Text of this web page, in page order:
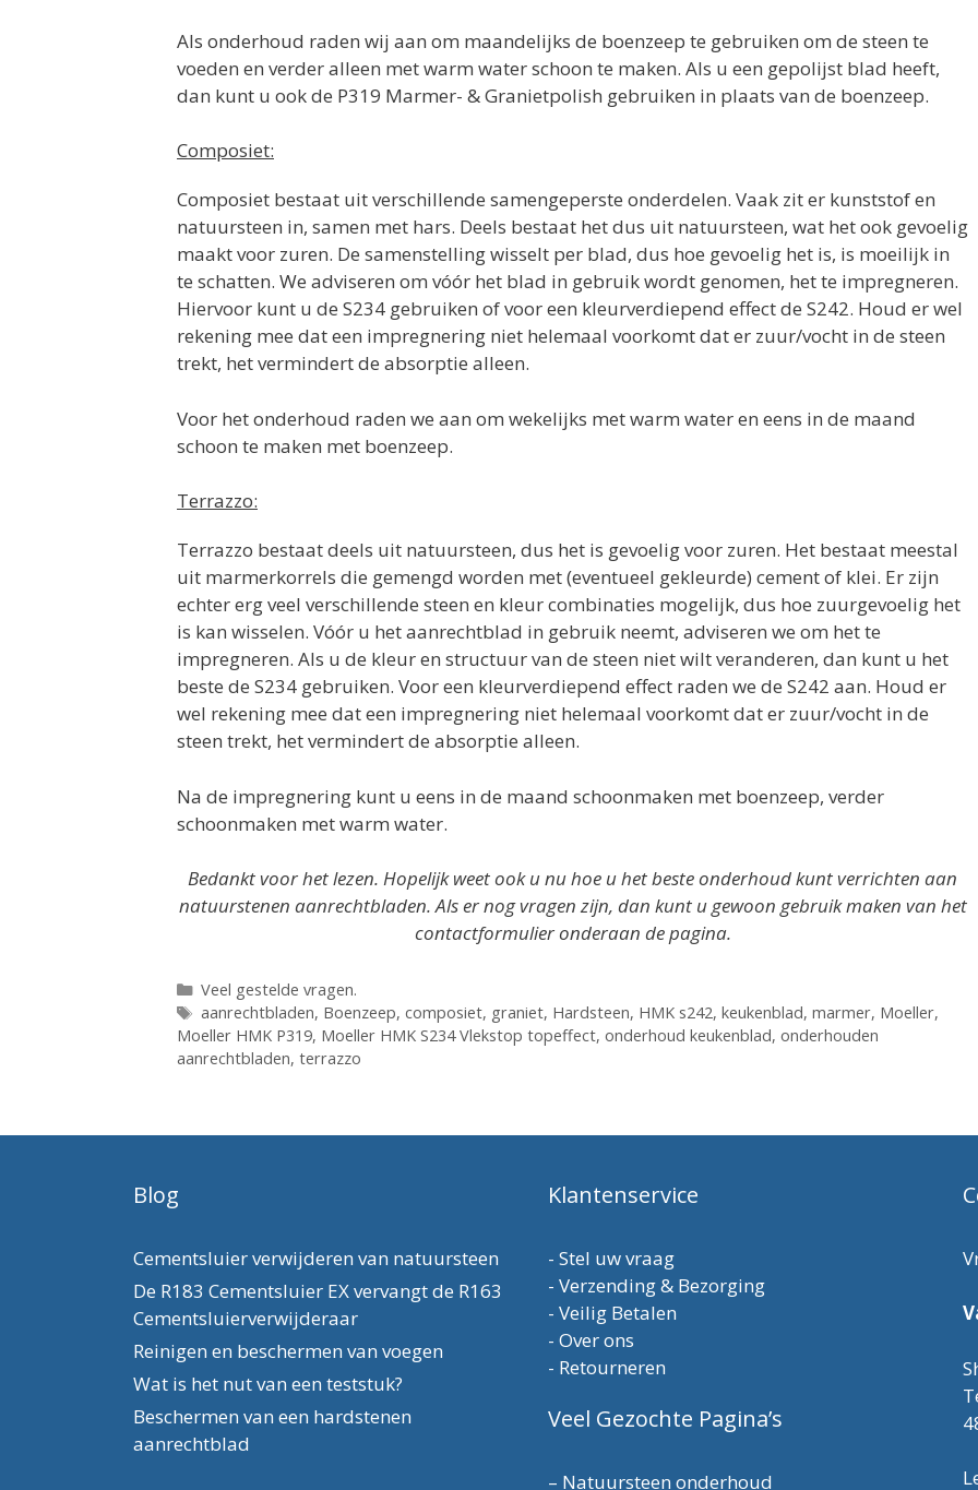
Als onderhoud raden wij aan om maandelijks de boenzeep te gebruiken om de steen te
voeden en verder alleen met warm water schoon te maken. Als u een gepolijst blad heeft,
dan kunt u ook de P319 Marmer- & Granietpolish gebruiken in plaats van de boenzeep.
Composiet:
Composiet bestaat uit verschillende samengeperste onderdelen. Vaak zit er kunststof en
natuursteen in, samen met hars. Deels bestaat het dus uit natuursteen, wat het ook gevoelig
maakt voor zuren. De samenstelling wisselt per blad, dus hoe gevoelig het is, is moeilijk in
te schatten. We adviseren om vóór het blad in gebruik wordt genomen, het te impregneren.
Hiervoor kunt u de S234 gebruiken of voor een kleurverdiepend effect de S242. Houd er wel
rekening mee dat een impregnering niet helemaal voorkomt dat er zuur/vocht in de steen
trekt, het vermindert de absorptie alleen.
Voor het onderhoud raden we aan om wekelijks met warm water en eens in de maand
schoon te maken met boenzeep.
Terrazzo:
Terrazzo bestaat deels uit natuursteen, dus het is gevoelig voor zuren. Het bestaat meestal
uit marmerkorrels die gemengd worden met (eventueel gekleurde) cement of klei. Er zijn
echter erg veel verschillende steen en kleur combinaties mogelijk, dus hoe zuurgevoelig het
is kan wisselen. Vóór u het aanrechtblad in gebruik neemt, adviseren we om het te
impregneren. Als u de kleur en structuur van de steen niet wilt veranderen, dan kunt u het
beste de S234 gebruiken. Voor een kleurverdiepend effect raden we de S242 aan. Houd er
wel rekening mee dat een impregnering niet helemaal voorkomt dat er zuur/vocht in de
steen trekt, het vermindert de absorptie alleen.
Na de impregnering kunt u eens in de maand schoonmaken met boenzeep, verder
schoonmaken met warm water.
Bedankt voor het lezen. Hopelijk weet ook u nu hoe u het beste onderhoud kunt verrichten aan
natuurstenen aanrechtbladen. Als er nog vragen zijn, dan kunt u gewoon gebruik maken van het
contactformulier onderaan de pagina.
Categorieën
Veel gestelde vragen.
Tags
aanrechtbladen, Boenzeep, composiet, graniet, Hardsteen, HMK s242, keukenblad, marmer, Moeller,
Moeller HMK P319, Moeller HMK S234 Vlekstop topeffect, onderhoud keukenblad, onderhouden
aanrechtbladen, terrazzo
Blog
Cementsluier verwijderen van natuursteen
De R183 Cementsluier EX vervangt de R163
Cementsluierverwijderaar
Reinigen en beschermen van voegen
Wat is het nut van een teststuk?
Beschermen van een hardstenen
aanrechtblad
Klantenservice
- Stel uw vraag
- Verzending & Bezorging
- Veilig Betalen
- Over ons
- Retourneren
Veel Gezochte Pagina’s
– Natuursteen onderhoud